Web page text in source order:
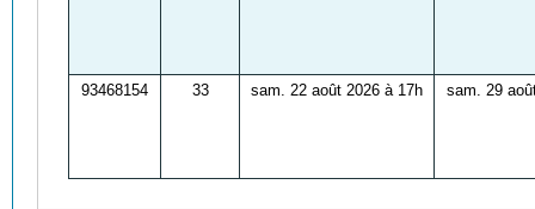
93468154 33 sam. 22 août 2026 à 17h sam. 29